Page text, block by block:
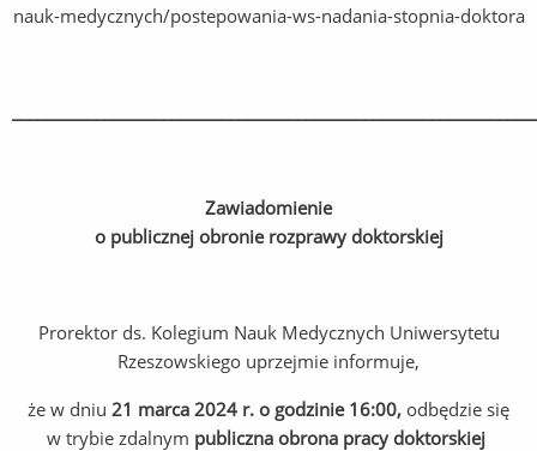
nauk-medycznych/postepowania-ws-nadania-stopnia-doktora
Zawiadomienie
o publicznej obronie rozprawy doktorskiej
Prorektor ds. Kolegium Nauk Medycznych Uniwersytetu
Rzeszowskiego uprzejmie informuje,
że w dniu 21 marca 2024 r. o godzinie 16:00, odbędzie się
w trybie zdalnym publiczna obrona pracy doktorskiej